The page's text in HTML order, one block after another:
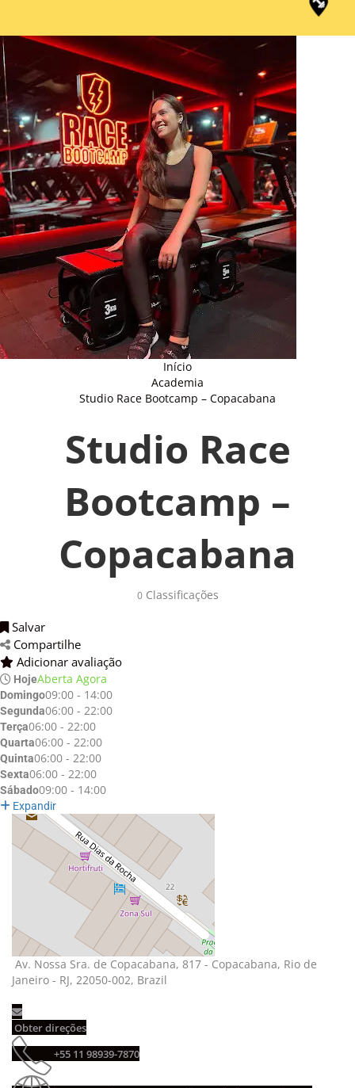
Início
Academia
Studio Race Bootcamp – Copacabana
Studio Race
Bootcamp –
Copacabana
0Classificações
Salvar
Compartilhe
Adicionar avaliação
HojeAberta Agora
Domingo09:00 - 14:00
Segunda06:00 - 22:00
Terça06:00 - 22:00
Quarta06:00 - 22:00
Quinta06:00 - 22:00
Sexta06:00 - 22:00
Sábado09:00 - 14:00
Expandir
Av. Nossa Sra. de Copacabana, 817 - Copacabana, Rio de
Janeiro - RJ, 22050-002, Brazil
Obter direções
+55 11 98939-7870